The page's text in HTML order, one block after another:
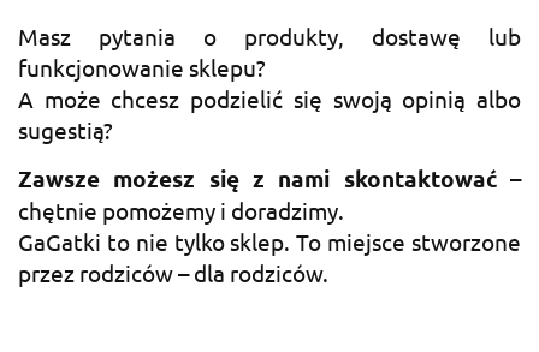
Masz pytania o produkty, dostawę lub
funkcjonowanie sklepu?
A może chcesz podzielić się swoją opinią albo
sugestią?
Zawsze możesz się z nami skontaktować –
chętnie pomożemy i doradzimy.
GaGatki to nie tylko sklep. To miejsce stworzone
przez rodziców – dla rodziców.